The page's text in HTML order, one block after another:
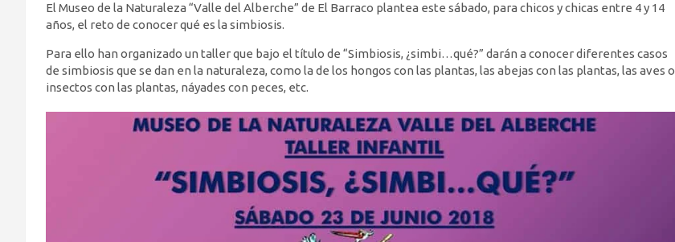
El Museo de la Naturaleza “Valle del Alberche” de El Barraco plantea este sábado, para chicos y chicas entre 4 y 14
años, el reto de conocer qué es la simbiosis.
Para ello han organizado un taller que bajo el título de “Simbiosis, ¿simbi…qué?” darán a conocer diferentes casos
de simbiosis que se dan en la naturaleza, como la de los hongos con las plantas, las abejas con las plantas, las aves o
insectos con las plantas, náyades con peces, etc.